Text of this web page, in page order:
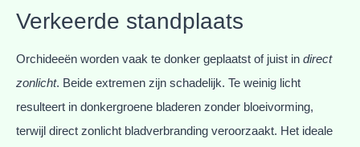
Verkeerde standplaats
Orchideeën worden vaak te donker geplaatst of juist in direct
zonlicht. Beide extremen zijn schadelijk. Te weinig licht
resulteert in donkergroene bladeren zonder bloeivorming,
terwijl direct zonlicht bladverbranding veroorzaakt. Het ideale